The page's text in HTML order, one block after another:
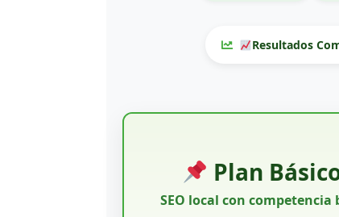
Resultados
Plan
SEO local con competencia